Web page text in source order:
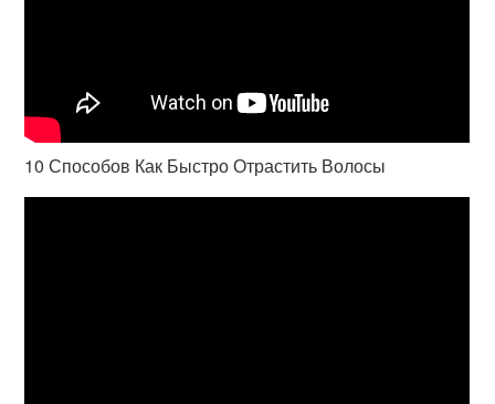
10 Способов Как Быстро Отрастить Волосы